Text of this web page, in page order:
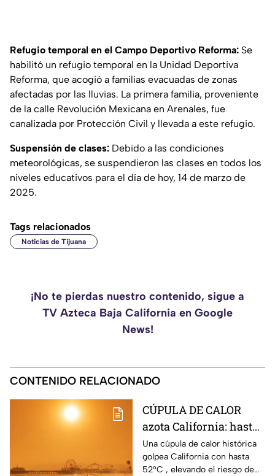
Refugio temporal en el Campo Deportivo Reforma: Se
habilitó un refugio temporal en la Unidad Deportiva
Reforma, que acogió a familias evacuadas de zonas
afectadas por las lluvias. La primera familia, proveniente
de la calle Revolución Mexicana en Arenales, fue
canalizada por Protección Civil y llevada a este refugio.
Suspensión de clases: Debido a las condiciones
meteorológicas, se suspendieron las clases en todos los
niveles educativos para el día de hoy, 14 de marzo de
2025.
Tags relacionados
Noticias de Tijuana
¡No te pierdas nuestro contenido, sigue a
TV Azteca Baja California en Google
News!
CONTENIDO RELACIONADO
CÚPULA DE CALOR
azota California: hasta
52°C en estas zonas
iniciando agosto
Una cúpula de calor histórica
golpea California con hasta
52°C , elevando el riesgo de